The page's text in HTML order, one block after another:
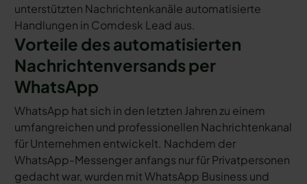
unterstützten Nachrichtenkanäle automatisierte
Handlungen in Comdesk Lead aus.
Vorteile des automatisierten
Nachrichtenversands per
WhatsApp
WhatsApp hat sich in den letzten Jahren zu einem
umfangreichen und professionellen Nachrichtenkanal
für Unternehmen entwickelt. Nachdem der
WhatsApp-Messenger anfangs nur für Privatpersonen
gedacht war, wurden mit WhatsApp Business und